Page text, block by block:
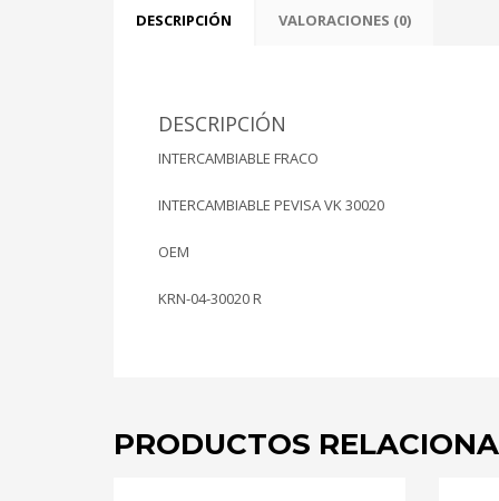
DESCRIPCIÓN VALORACIONES (0)
DESCRIPCIÓN
INTERCAMBIABLE FRACO
INTERCAMBIABLE PEVISA VK 30020
OEM
KRN-04-30020 R
PRODUCTOS